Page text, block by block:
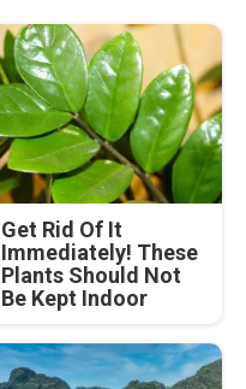
Get Rid Of It
Immediately! These
Plants Should Not
Be Kept Indoor